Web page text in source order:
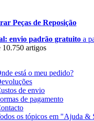
Peças de Reposição
envio padrão gratuito a
10.750 artigos
está o meu pedido?
de envio
de pagamento
os tópicos em "Ajuda &